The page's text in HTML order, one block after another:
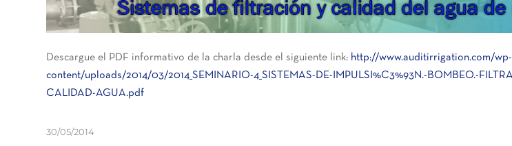
Descargue el PDF informativo de la charla desde el siguiente link: http://www.auditirrigation.com/wp-
content/uploads/2014/03/2014_SEMINARIO-4_SISTEMAS-DE-IMPULSI%C3%93N.-BOMBEO.-
CALIDAD-AGUA.pdf
30/05/2014